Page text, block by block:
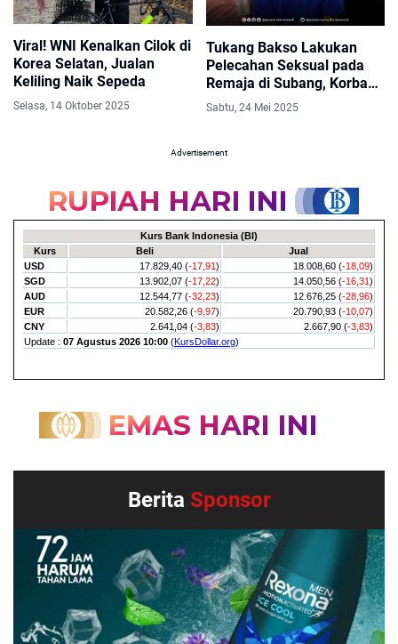
Viral! WNI Kenalkan Cilok di
Korea Selatan, Jualan
Keliling Naik Sepeda
Selasa, 14 Oktober 2025
Tukang Bakso Lakukan
Pelecahan Seksual pada
Remaja di Subang, Korban
Dijanjikan Bakso Gratis
Sabtu, 24 Mei 2025
Advertisement
Berita Sponsor